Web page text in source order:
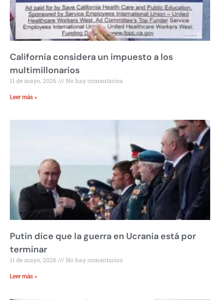
California considera un impuesto a los
multimillonarios
11 de mayo, 2026 No hay comentarios
Leer más »
Putin dice que la guerra en Ucrania está por
terminar
11 de mayo, 2026 No hay comentarios
Leer más »